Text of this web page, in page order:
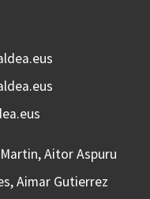
Aitor Aspuru
Aimar Gutierrez